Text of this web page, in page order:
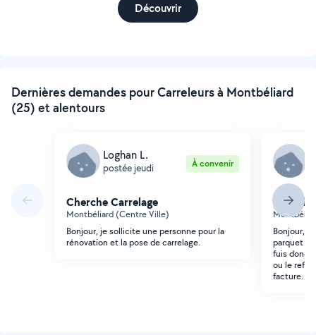
Découvrir
Dernières demandes pour Carreleurs à Montbéliard
(25) et alentours
Loghan L.
postée jeudi À convenir
Cherche Carrelage
Montbéliard (Centre Ville)
Bonjour, je sollicite une personne pour la
rénovation et la pose de carrelage.
Bonjour,
parquet
fuis donc
ou le
facture.